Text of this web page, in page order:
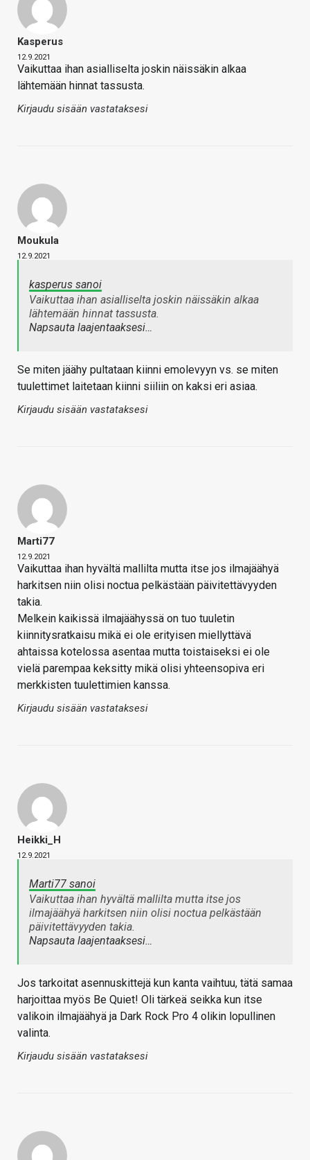
Kasperus
12.9.2021
Vaikuttaa ihan asialliselta joskin näissäkin alkaa
lähtemään hinnat tassusta.
Kirjaudu sisään vastataksesi
Moukula
12.9.2021
kasperus sanoi
Vaikuttaa ihan asialliselta joskin näissäkin alkaa
lähtemään hinnat tassusta.
Napsauta laajentaaksesi…
Se miten jäähy pultataan kiinni emolevyyn vs. se miten
tuulettimet laitetaan kiinni siiliin on kaksi eri asiaa.
Kirjaudu sisään vastataksesi
Marti77
12.9.2021
Vaikuttaa ihan hyvältä mallilta mutta itse jos ilmajäähyä
harkitsen niin olisi noctua pelkästään päivitettävyyden
takia.
Melkein kaikissä ilmajäähyssä on tuo tuuletin
kiinnitysratkaisu mikä ei ole erityisen miellyttävä
ahtaissa kotelossa asentaa mutta toistaiseksi ei ole
vielä parempaa keksitty mikä olisi yhteensopiva eri
merkkisten tuulettimien kanssa.
Kirjaudu sisään vastataksesi
Heikki_H
12.9.2021
Marti77 sanoi
Vaikuttaa ihan hyvältä mallilta mutta itse jos
ilmajäähyä harkitsen niin olisi noctua pelkästään
päivitettävyyden takia.
Napsauta laajentaaksesi…
Jos tarkoitat asennuskittejä kun kanta vaihtuu, tätä samaa
harjoittaa myös Be Quiet! Oli tärkeä seikka kun itse
valikoin ilmajäähyä ja Dark Rock Pro 4 olikin lopullinen
valinta.
Kirjaudu sisään vastataksesi